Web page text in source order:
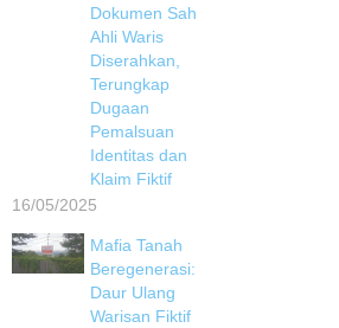
Dokumen Sah
Ahli Waris
Diserahkan,
Terungkap
Dugaan
Pemalsuan
Identitas dan
Klaim Fiktif
16/05/2025
Mafia Tanah
Beregenerasi:
Daur Ulang
Warisan Fiktif